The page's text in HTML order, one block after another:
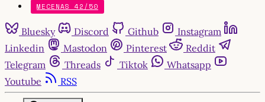
MECENAS 42/50
Bluesky Discord Github
Instagram
Linkedin
Mastodon Pinterest
Reddit
Telegram
Threads Tiktok
Whatsapp
Youtube
RSS